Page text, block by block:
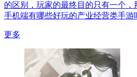
的区别，玩家的最终目的只有一个
手机端有哪些好玩的产业经营类手游
更多